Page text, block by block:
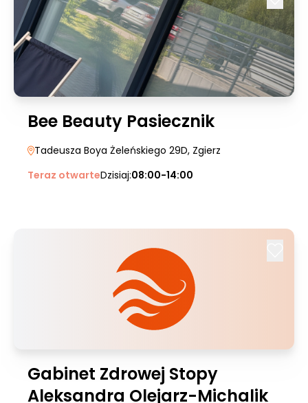
Bee Beauty Pasiecznik
Tadeusza Boya Żeleńskiego 29D, Zgierz
Teraz otwarteDzisiaj:08:00-14:00
Gabinet Zdrowej Stopy
Aleksandra Olejarz-Michalik